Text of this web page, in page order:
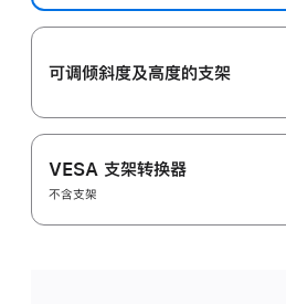
可调倾斜度及高‍度的支‍架
VESA 支架转换器
不含支架